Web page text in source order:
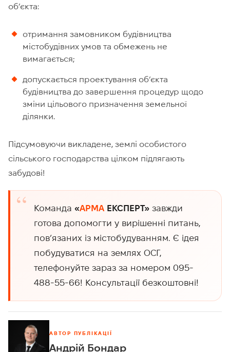
об’єкта:
отримання замовником будівництва
містобудівних умов та обмежень не
вимагається;
допускається проектування об’єкта
будівництва до завершення процедур щодо
зміни цільового призначення земельної
ділянки.
Підсумовуючи викладене, землі особистого
сільського господарства цілком підлягають
забудові!
Команда «АРМАЕКСПЕРТ»завжди
готова допомогти у вирішенні питань,
пов’язаних із містобудуванням. Є ідея
побудуватися на землях ОСГ,
телефонуйте зараз за номером 095-
488-55-66! Консультації безкоштовні!
АВТОР ПУБЛІКАЦІЇ
Андрій Бондар